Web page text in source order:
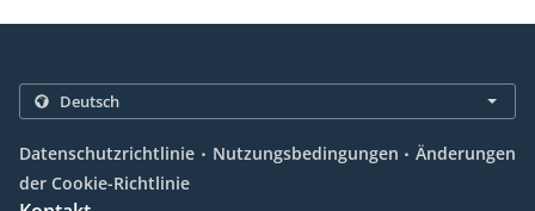
Datenschutzrichtlinie . Nutzungsbedingungen . Änderungen
der Cookie-Richtlinie